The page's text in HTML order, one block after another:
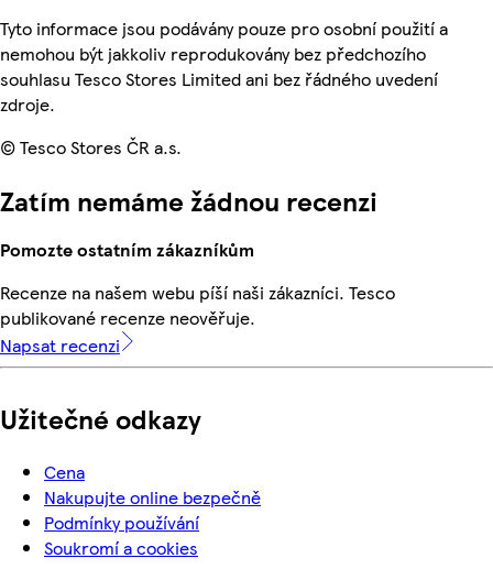
Tyto informace jsou podávány pouze pro osobní použití a
nemohou být jakkoliv reprodukovány bez předchozího
souhlasu Tesco Stores Limited ani bez řádného uvedení
zdroje.
© Tesco Stores ČR a.s.
Zatím nemáme žádnou recenzi
Pomozte ostatním zákazníkům
Recenze na našem webu píší naši zákazníci. Tesco
publikované recenze neověřuje.
Napsat recenzi
Užitečné odkazy
Cena
Nakupujte online bezpečně
Podmínky používání
Soukromí a cookies